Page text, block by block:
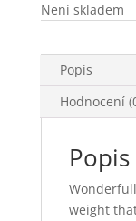
Není skladem
Popis
Hodnocení
Popis
weight